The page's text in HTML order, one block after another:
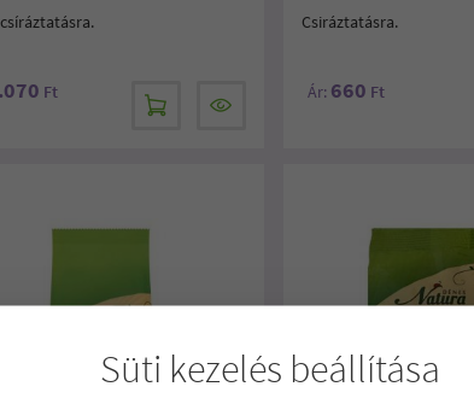
Ft
Csiráztatásra.
Ár: 660 Ft
Süti kezelés beállítása